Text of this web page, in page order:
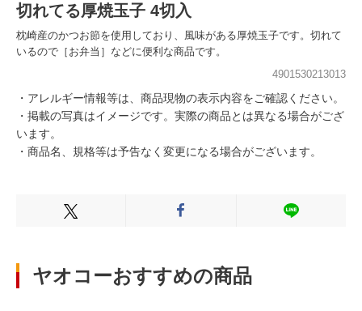
切れてる厚焼玉子 4切入
枕崎産のかつお節を使用しており、風味がある厚焼玉子です。切れて
いるので［お弁当］などに便利な商品です。
4901530213013
・アレルギー情報等は、商品現物の表示内容をご確認ください。
・掲載の写真はイメージです。実際の商品とは異なる場合がござ
います。
・商品名、規格等は予告なく変更になる場合がございます。
Xでシェアする FacebookでシェアするLINEでシェ
ヤオコーおすすめの商品